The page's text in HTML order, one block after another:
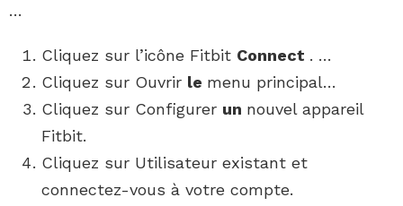
…
Cliquez sur l’icône Fitbit Connect . …
Cliquez sur Ouvrir le menu principal…
Cliquez sur Configurer un nouvel appareil
Fitbit.
Cliquez sur Utilisateur existant et
connectez-vous à votre compte.